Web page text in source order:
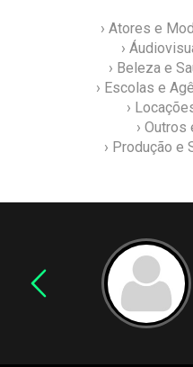
› Atores e
›
› Beleza e
› Escolas e
›
› Outros
› Produção e